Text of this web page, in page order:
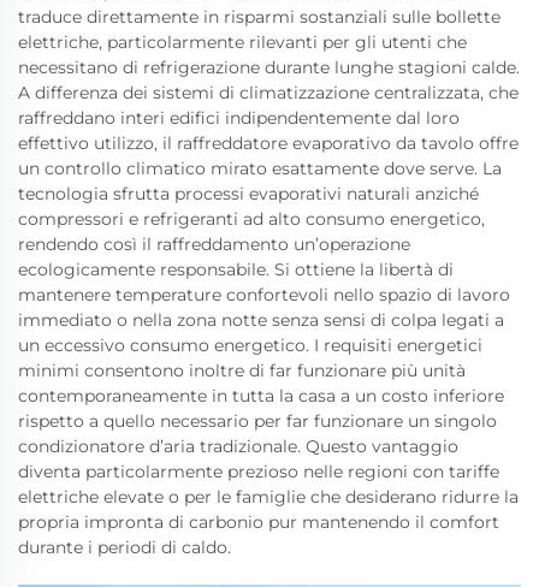
traduce direttamente in risparmi sostanziali sulle bollette
elettriche, particolarmente rilevanti per gli utenti che
necessitano di refrigerazione durante lunghe stagioni calde.
A differenza dei sistemi di climatizzazione centralizzata, che
raffreddano interi edifici indipendentemente dal loro
effettivo utilizzo, il raffreddatore evaporativo da tavolo offre
un controllo climatico mirato esattamente dove serve. La
tecnologia sfrutta processi evaporativi naturali anziché
compressori e refrigeranti ad alto consumo energetico,
rendendo così il raffreddamento un’operazione
ecologicamente responsabile. Si ottiene la libertà di
mantenere temperature confortevoli nello spazio di lavoro
immediato o nella zona notte senza sensi di colpa legati a
un eccessivo consumo energetico. I requisiti energetici
minimi consentono inoltre di far funzionare più unità
contemporaneamente in tutta la casa a un costo inferiore
rispetto a quello necessario per far funzionare un singolo
condizionatore d’aria tradizionale. Questo vantaggio
diventa particolarmente prezioso nelle regioni con tariffe
elettriche elevate o per le famiglie che desiderano ridurre la
propria impronta di carbonio pur mantenendo il comfort
durante i periodi di caldo.